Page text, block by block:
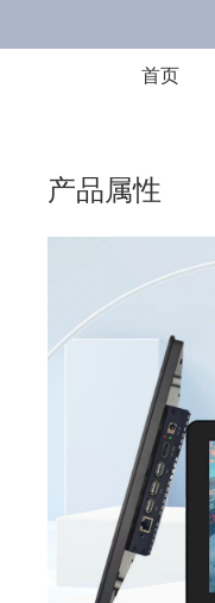
首页
产品属性